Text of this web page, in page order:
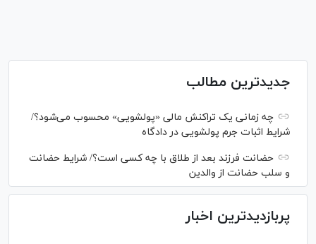
جدیدترین مطالب
چه زمانی یک تراکنش مالی «پولشویی» محسوب می‌شود؟/
شرایط اثبات جرم پولشویی در دادگاه
حضانت فرزند بعد از طلاق با چه کسی است؟/ شرایط حضانت
و سلب حضانت از والدین
پربازدیدترین اخبار